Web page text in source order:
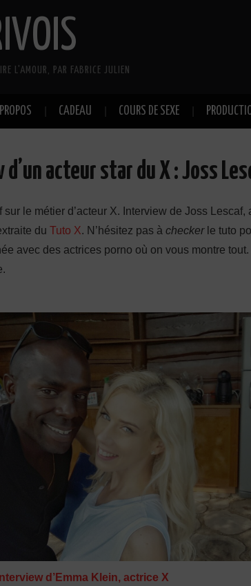
L'AMOUR, PAR FABRICE JULIEN
CADEAU COURS DE SEXE
d’un acteur star du X : Joss
le métier d’acteur X. Interview de Joss Lescaf,
du Tuto X. N’hésitez pas à checkerle tuto
avec des actrices porno où on vous montre
Interview d’Emma Klein, actrice X